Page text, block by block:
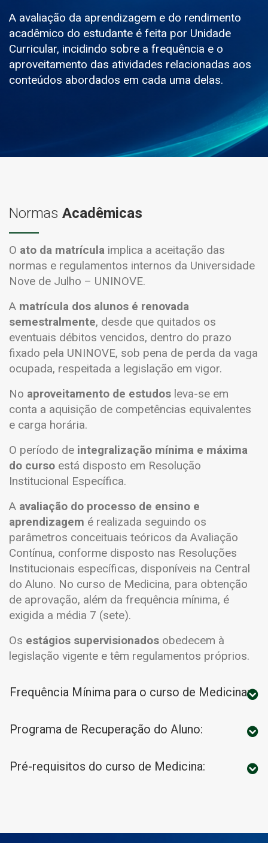
A avaliação da aprendizagem e do rendimento
acadêmico do estudante é feita por Unidade
Curricular, incidindo sobre a frequência e o
aproveitamento das atividades relacionadas aos
conteúdos abordados em cada uma delas.
Normas Acadêmicas
O ato da matrícula implica a aceitação das
normas e regulamentos internos da Universidade
Nove de Julho – UNINOVE.
A matrícula dos alunos é renovada
semestralmente, desde que quitados os
eventuais débitos vencidos, dentro do prazo
fixado pela UNINOVE, sob pena de perda da vaga
ocupada, respeitada a legislação em vigor.
No aproveitamento de estudos leva-se em
conta a aquisição de competências equivalentes
e carga horária.
O período de integralização mínima e máxima
do curso está disposto em Resolução
Institucional Específica.
A avaliação do processo de ensino e
aprendizagem é realizada seguindo os
parâmetros conceituais teóricos da Avaliação
Contínua, conforme disposto nas Resoluções
Institucionais específicas, disponíveis na Central
do Aluno. No curso de Medicina, para obtenção
de aprovação, além da frequência mínima, é
exigida a média 7 (sete).
Os estágios supervisionados obedecem à
legislação vigente e têm regulamentos próprios.
Frequência Mínima para o curso de Medicina:
Programa de Recuperação do Aluno:
Pré-requisitos do curso de Medicina: